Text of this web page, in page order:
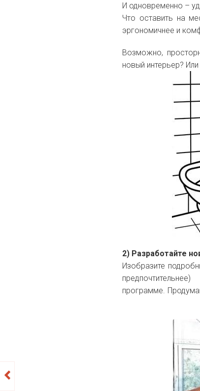
И одновременно –
Что оставить на
эргономичнее и
Возможно,
новый интерьер?
2) Разработайте
Изобразите
программе.